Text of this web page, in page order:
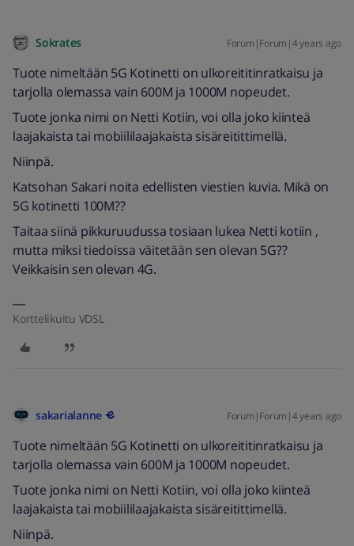
Sokrates Forum|Forum|4 years ago
Tuote nimeltään 5G Kotinetti on ulkoreititinratkaisu ja
tarjolla olemassa vain 600M ja 1000M nopeudet.
Tuote jonka nimi on Netti Kotiin, voi olla joko kiinteä
laajakaista tai mobiililaajakaista sisäreitittimellä.
Niinpä.
Katsohan Sakari noita edellisten viestien kuvia. Mikä on
5G kotinetti 100M??
Taitaa siinä pikkuruudussa tosiaan lukea Netti kotiin ,
mutta miksi tiedoissa väitetään sen olevan 5G??
Veikkaisin sen olevan 4G.
Korttelikuitu VDSL
sakarialanne Forum|Forum|4 years ago
Tuote nimeltään 5G Kotinetti on ulkoreititinratkaisu ja
tarjolla olemassa vain 600M ja 1000M nopeudet.
Tuote jonka nimi on Netti Kotiin, voi olla joko kiinteä
laajakaista tai mobiililaajakaista sisäreitittimellä.
Niinpä.